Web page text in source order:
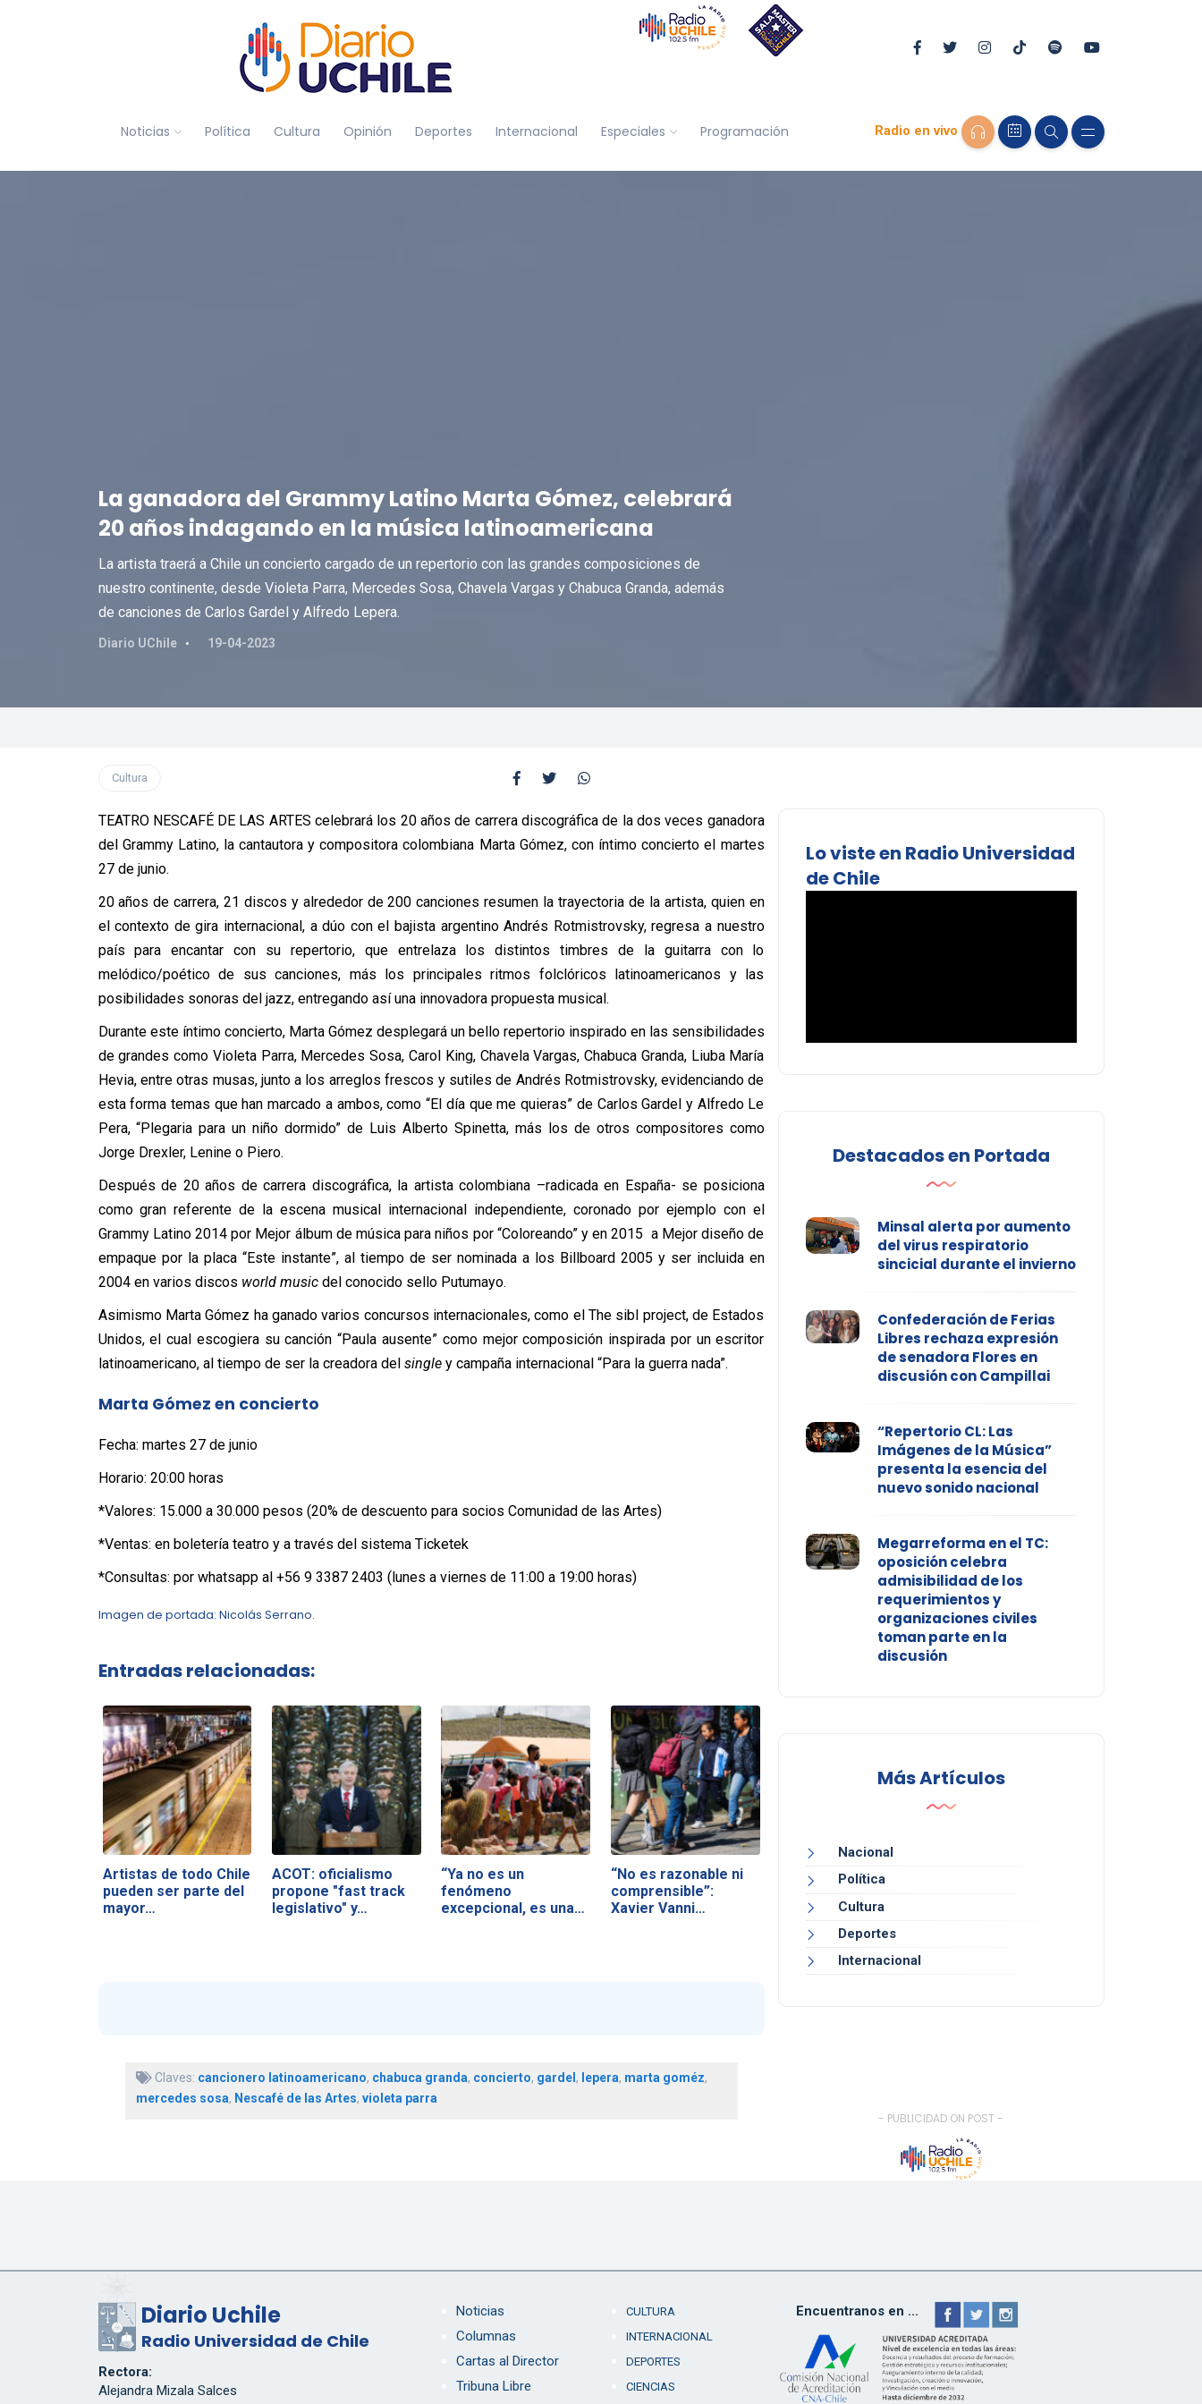
Noticias Política Cultura Opinión Deportes Internacional Especiales Programación Radio en vivo
La ganadora del Grammy Latino Marta Gómez, celebrará
20 años indagando en la música latinoamericana
La artista traerá a Chile un concierto cargado de un repertorio con las grandes composiciones de
nuestro continente, desde Violeta Parra, Mercedes Sosa, Chavela Vargas y Chabuca Granda, además
de canciones de Carlos Gardel y Alfredo Lepera.
Diario UChile 19-04-2023
Cultura
TEATRO NESCAFÉ DE LAS ARTES celebrará los 20 años de carrera discográfica de la dos veces ganadora
del Grammy Latino, la cantautora y compositora colombiana Marta Gómez, con íntimo concierto el martes
27 de junio.
20 años de carrera, 21 discos y alrededor de 200 canciones resumen la trayectoria de la artista, quien en
el contexto de gira internacional, a dúo con el bajista argentino Andrés Rotmistrovsky, regresa a nuestro
país para encantar con su repertorio, que entrelaza los distintos timbres de la guitarra con lo
melódico/poético de sus canciones, más los principales ritmos folclóricos latinoamericanos y las
posibilidades sonoras del jazz, entregando así una innovadora propuesta musical.
Durante este íntimo concierto, Marta Gómez desplegará un bello repertorio inspirado en las sensibilidades
de grandes como Violeta Parra, Mercedes Sosa, Carol King, Chavela Vargas, Chabuca Granda, Liuba María
Hevia, entre otras musas, junto a los arreglos frescos y sutiles de Andrés Rotmistrovsky, evidenciando de
esta forma temas que han marcado a ambos, como “El día que me quieras” de Carlos Gardel y Alfredo Le
Pera, “Plegaria para un niño dormido” de Luis Alberto Spinetta, más los de otros compositores como
Jorge Drexler, Lenine o Piero.
Después de 20 años de carrera discográfica, la artista colombiana –radicada en España- se posiciona
como gran referente de la escena musical internacional independiente, coronado por ejemplo con el
Grammy Latino 2014 por Mejor álbum de música para niños por “Coloreando” y en 2015 a Mejor diseño de
empaque por la placa “Este instante”, al tiempo de ser nominada a los Billboard 2005 y ser incluida en
2004 en varios discos world musicdel conocido sello Putumayo.
Asimismo Marta Gómez ha ganado varios concursos internacionales, como el The sibl project, de Estados
Unidos, el cual escogiera su canción “Paula ausente” como mejor composición inspirada por un escritor
latinoamericano, al tiempo de ser la creadora del singley campaña internacional “Para la guerra nada”.
Marta Gómez en concierto
Fecha: martes 27 de junio
Horario: 20:00 horas
*Valores: 15.000 a 30.000 pesos (20% de descuento para socios Comunidad de las Artes)
*Ventas: en boletería teatro y a través del sistema Ticketek
*Consultas: por whatsapp al +56 9 3387 2403 (lunes a viernes de 11:00 a 19:00 horas)
Imagen de portada: Nicolás Serrano.
Entradas relacionadas:
Artistas de todo Chile
pueden ser parte del
mayor…
ACOT: oficialismo
propone "fast track
legislativo" y…
“Ya no es un
fenómeno
excepcional, es una
“No es razonable ni
comprensible”:
Xavier Vanni…
Claves: cancionero latinoamericano, chabuca granda, concierto, gardel , lepera, marta goméz,
mercedes sosa, Nescafé de las Artes, violeta parra
Lo viste en Radio Universidad
de Chile
Destacados en Portada
Minsal alerta por aumento
del virus respiratorio
sincicial durante el invierno
Confederación de Ferias
Libres rechaza expresión
de senadora Flores en
discusión con Campillai
“Repertorio CL: Las
Imágenes de la Música”
presenta la esencia del
nuevo sonido nacional
Megarreforma en el TC:
oposición celebra
admisibilidad de los
requerimientos y
organizaciones civiles
toman parte en la
discusión
Más Artículos
Nacional
Política
Cultura
Deportes
Internacional
- PUBLICIDAD ON POST -
Diario Uchile
Radio Universidad de Chile
Rectora:
Alejandra Mizala Salces
Noticias
Columnas
Cartas al Director
Tribuna Libre
CULTURA
INTERNACIONAL
DEPORTES
CIENCIAS
Encuentranos en ...